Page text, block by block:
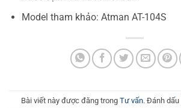
Model tham khảo: Atman AT-104S
Bài viết này được đăng trong Tư vấn. Đánh dấu